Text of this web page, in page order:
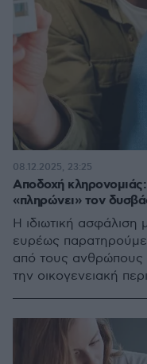
Αποδοχή
«πληρώνει» τον
Η ιδιωτική
ευρέως
από τους ανθρώπους
την οικογενειακή
08.12.2025, 23:25